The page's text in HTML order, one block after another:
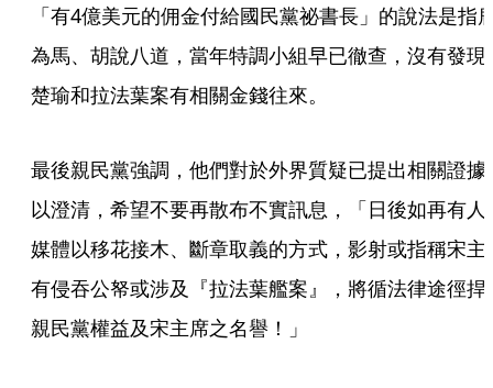
「有4億美元的佣金付給國民黨祕書長」的說法是指
為馬、胡說八道，當年特調小組早已徹查，沒有發現
楚瑜和拉法葉案有相關金錢往來。
最後親民黨強調，他們對於外界質疑已提出相關證據
以澄清，希望不要再散布不實訊息，「日後如再有人
媒體以移花接木、斷章取義的方式，影射或指稱宋主
有侵吞公帑或涉及『拉法葉艦案』，將循法律途徑捍
親民黨權益及宋主席之名譽！」